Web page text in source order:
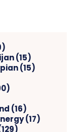
(15)
(15)
(16)
(17)